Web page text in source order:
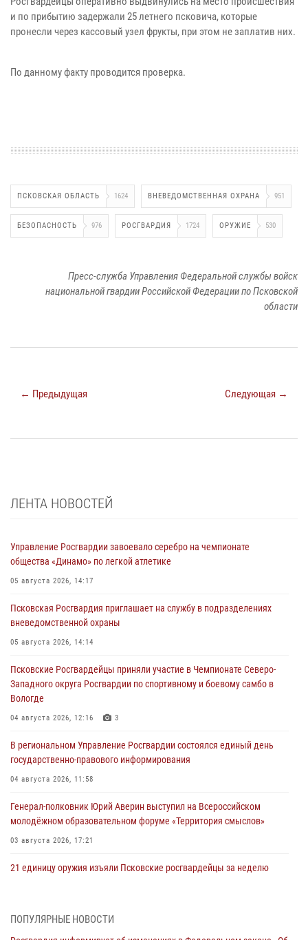
и по прибытию задержали 25 летнего псковича, которые
пронесли через кассовый узел фрукты, при этом не заплатив них.
По данному факту проводится проверка.
ПСКОВСКАЯ ОБЛАСТЬ 1624 ВНЕВЕДОМСТВЕННАЯ ОХРАНА 951
БЕЗОПАСНОСТЬ 976 РОСГВАРДИЯ 1724 ОРУЖИЕ 530
Пресс-служба Управления Федеральной службы войск
национальной гвардии Российской Федерации по Псковской
области
← Предыдущая Следующая →
ЛЕНТА НОВОСТЕЙ
Управление Росгвардии завоевало серебро на чемпионате
общества «Динамо» по легкой атлетике
05 августа 2026, 14:17
Псковская Росгвардия приглашает на службу в подразделениях
вневедомственной охраны
05 августа 2026, 14:14
Псковские Росгвардейцы приняли участие в Чемпионате Северо-
Западного округа Росгвардии по спортивному и боевому самбо в
Вологде
04 августа 2026, 12:16 3
В региональном Управление Росгвардии состоялся единый день
государственно-правового информирования
04 августа 2026, 11:58
Генерал-полковник Юрий Аверин выступил на Всероссийском
молодёжном образовательном форуме «Территория смыслов»
03 августа 2026, 17:21
21 единицу оружия изъяли Псковские росгвардейцы за неделю
Росгвардейцы принимают участие в обеспечении общественной
ПОПУЛЯРНЫЕ НОВОСТИ